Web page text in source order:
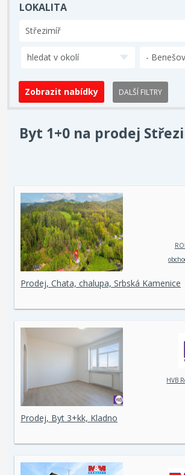
LOKALITA
hledat v okolí - Benešov
DALŠÍ FILTRY
Byt 1+0 na prodej
Prodej, Chata, chalupa, Srbská Kamenice
HVB
Prodej, Byt 3+kk, Kladno